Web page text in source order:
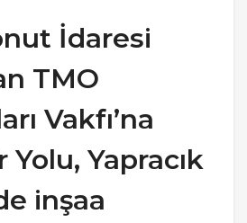
İdaresi
TMO
Vakfı’na
Yolu, Yapracık
inşaa